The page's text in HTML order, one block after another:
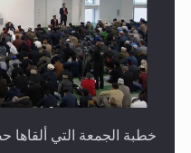
خطبة الجمعة التي ألقاها